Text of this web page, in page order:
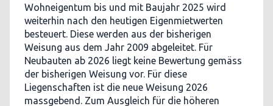
Wohneigentum bis und mit Baujahr 2025 wird
weiterhin nach den heutigen Eigenmietwerten
besteuert. Diese werden aus der bisherigen
Weisung aus dem Jahr 2009 abgeleitet. Für
Neubauten ab 2026 liegt keine Bewertung gemäss
der bisherigen Weisung vor. Für diese
Liegenschaften ist die neue Weisung 2026
massgebend. Zum Ausgleich für die höheren